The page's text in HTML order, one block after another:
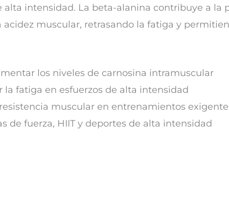
intensidad. La beta-alanina contribuye a la
muscular, retrasando la fatiga y
los niveles de carnosina intramuscular
la fatiga en esfuerzos de alta intensidad
muscular en entrenamientos
de fuerza, HIIT y deportes de alta intensidad